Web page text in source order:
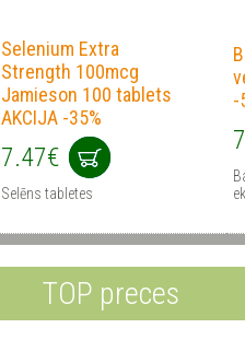
Selenium Extra
Strength 100mcg
Jamieson 100 tablets
AKCIJA -35%
7.47€
Selēns tabletes
-
TOP preces